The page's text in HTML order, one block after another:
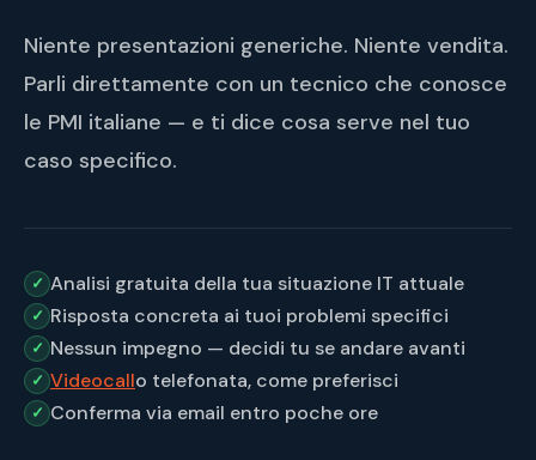
Niente presentazioni generiche. Niente vendita.
Parli direttamente con un tecnico che conosce
le PMI italiane — e ti dice cosa serve nel tuo
caso specifico.
Analisi gratuita della tua situazione IT attuale
Risposta concreta ai tuoi problemi specifici
Nessun impegno — decidi tu se andare avanti
Videocallo telefonata, come preferisci
Conferma via email entro poche ore